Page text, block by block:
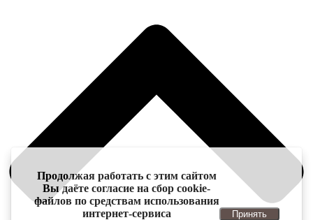
Продолжая работать с этим сайтом
Вы даёте согласие на сбор cookie-
файлов по средствам использования
интернет-сервиса
Принять